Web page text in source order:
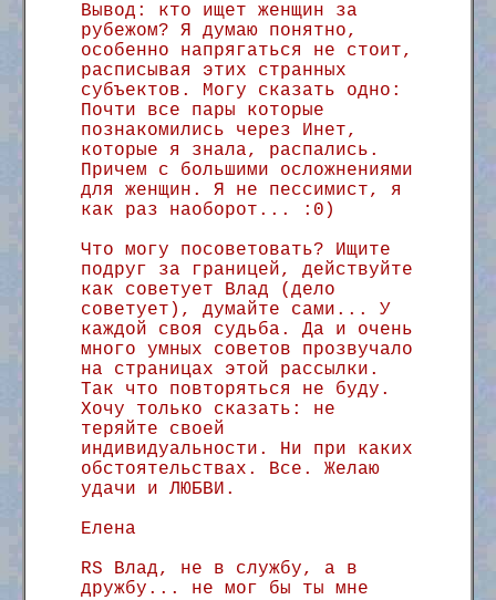
Вывод: кто ищет женщин за
рубежом? Я думаю понятно,
особенно напрягаться не стоит,
расписывая этих странных
субъектов. Могу сказать одно:
Почти все пары которые
познакомились через Инет,
которые я знала, распались.
Причем с большими осложнениями
для женщин. Я не пессимист, я
как раз наоборот... :0)
Что могу посоветовать? Ищите
подруг за границей, действуйте
как советует Влад (дело
советует), думайте сами... У
каждой своя судьба. Да и очень
много умных советов прозвучало
на страницах этой рассылки.
Так что повторяться не буду.
Хочу только сказать: не
теряйте своей
индивидуальности. Ни при каких
обстоятельствах. Все. Желаю
удачи и ЛЮБВИ.
Елена
RS Влад, не в службу, а в
дружбу... не мог бы ты мне